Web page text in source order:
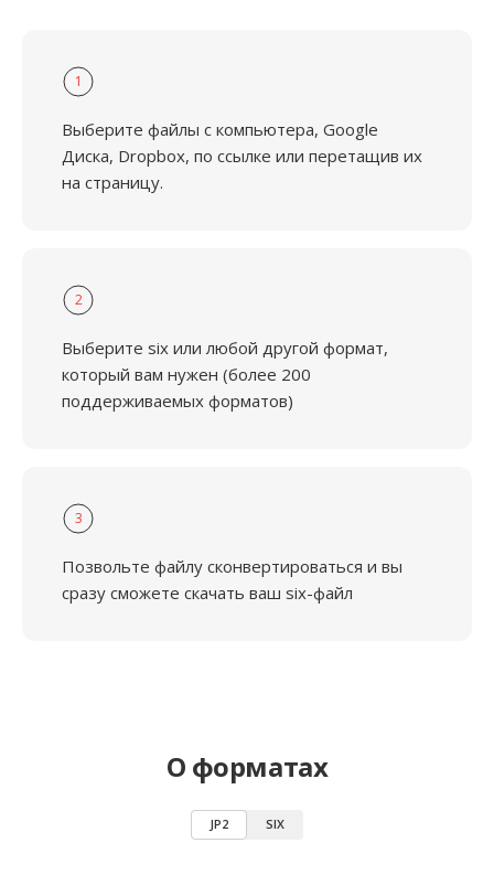
1
Выберите файлы с компьютера, Google
Диска, Dropbox, по ссылке или перетащив их
на страницу.
2
Выберите six или любой другой формат,
который вам нужен (более 200
поддерживаемых форматов)
3
Позвольте файлу сконвертироваться и вы
сразу сможете скачать ваш six-файл
О форматах
JP2 SIX